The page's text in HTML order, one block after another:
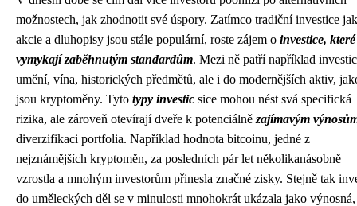
možnostech, jak zhodnotit své úspory. Zatímco tradiční investice
akcie a dluhopisy jsou stále populární, roste zájem o investice, které
vymykají zaběhnutým standardům. Mezi ně patří například
umění, vína, historických předmětů, ale i do modernějších aktiv,
jsou kryptoměny. Tyto typy investic sice mohou nést svá specifická
rizika, ale zároveň otevírají dveře k potenciálně zajímavým
diverzifikaci portfolia. Například hodnota bitcoinu, jedné z
nejznámějších kryptoměn, za posledních pár let několikanásobně
vzrostla a mnohým investorům přinesla značné zisky. Stejně tak
do uměleckých děl se v minulosti mnohokrát ukázala jako